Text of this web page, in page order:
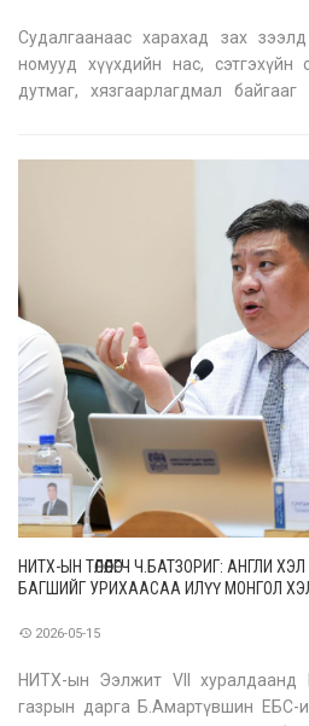
Судалгаанаас харахад зах
номууд хүүхдийн нас, сэтгэхүйн
дутмаг, хязгаарлагдмал
НИТХ-ЫН ТӨЛӨӨЛӨГЧ Ч.БАТЗОРИГ: АНГЛИ
БАГШИЙГ УРИХААСАА ИЛҮҮ МОНГОЛ
2026-05-15
НИТХ-ын Ээлжит VII хуралдаанд
газрын дарга Б.Амартүвшин ЕБС-